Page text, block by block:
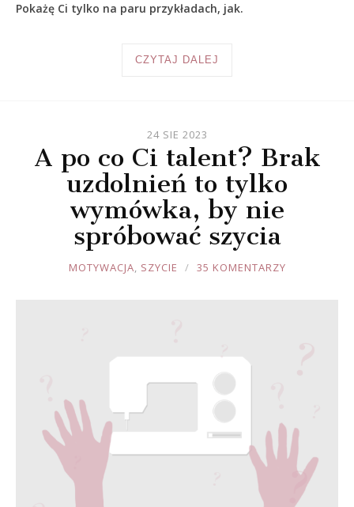
Pokażę Ci tylko na paru przykładach, jak.
CZYTAJ DALEJ
24 SIE 2023
A po co Ci talent? Brak
uzdolnień to tylko
wymówka, by nie
spróbować szycia
JOULE
MOTYWACJA, SZYCIE 35 KOMENTARZY